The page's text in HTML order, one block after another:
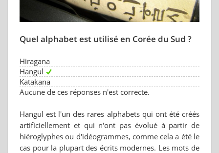
Quel alphabet est utilisé en Corée du Sud ?
Hiragana
Hangul
Katakana
Aucune de ces réponses n'est correcte.
Hangul est l'un des rares alphabets qui ont été créés
artificiellement et qui n'ont pas évolué à partir de
hiéroglyphes ou d'idéogrammes, comme cela a été le
cas pour la plupart des écrits modernes. Les mots de